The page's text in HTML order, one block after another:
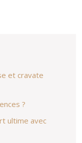
et cravate
?
ultime avec